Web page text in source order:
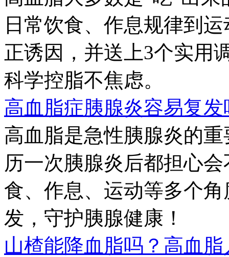
日常饮食、作息规律到
正诱因，并送上3个实用
科学控脂不焦虑。
高血脂症胰腺炎容易复
高血脂是急性胰腺炎的
历一次胰腺炎后都担心
食、作息、运动等多个
发，守护胰腺健康！
山楂能降血脂吗？高血